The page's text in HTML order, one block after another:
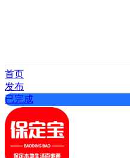
首页
发布
已完成